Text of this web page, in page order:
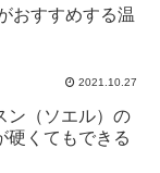
おすすめする温
2021.10.27
ン（ソエル）の
硬くてもできる